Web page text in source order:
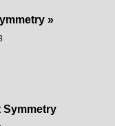
»
Symmetry